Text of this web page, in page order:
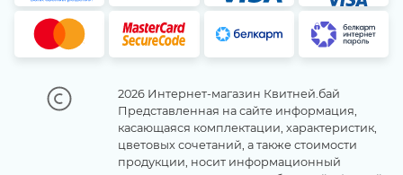
2026 Интернет-магазин Квитней.бай
Представленная на сайте информация,
касающаяся комплектации, характеристик,
цветовых сочетаний, а также стоимости
продукции, носит информационный